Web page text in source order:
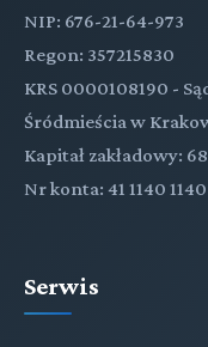
NIP: 676-21-64-973
Regon: 357215830
KRS 0000108190 -
Śródmieścia w
Kapitał zakładowy:
Nr konta: 41 1140
Serwis